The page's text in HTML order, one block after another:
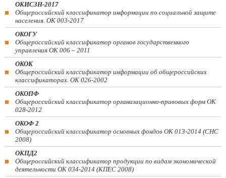
ОКИСЗН-2017
Общероссийский классификатор информации по социальной защите
населения. ОК 003-2017
ОКОГУ
Общероссийский классификатор органов государственного
управления ОК 006 – 2011
ОКОК
Общероссийский классификатор информации об общероссийских
классификаторах. ОК 026-2002
ОКОПФ
Общероссийский классификатор организационно-правовых форм ОК
028-2012
ОКОФ 2
Общероссийский классификатор основных фондов ОК 013-2014 (СНС
2008)
ОКПД2
Общероссийский классификатор продукции по видам экономической
деятельности ОК 034-2014 (КПЕС 2008)